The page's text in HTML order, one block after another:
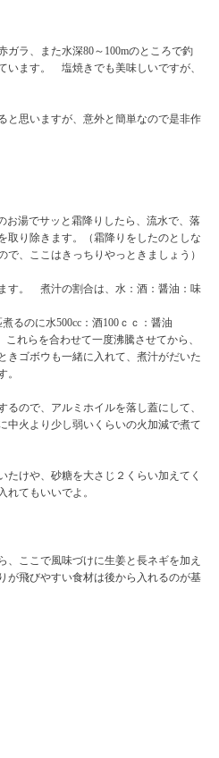
ガラ、また水深80～100mのところで釣
います。 塩焼きでも美味しいですが、
と思いますが、意外と簡単なので是非作
お湯でサッと霜降りしたら、流水で、落
取り除きます。（霜降りをしたのとしな
、ここはきっちりやっときましょう）
す。 煮汁の割合は、水：酒：醤油：味
るのに水500cc：酒100ｃｃ：醤油
れらを合わせて一度沸騰させてから、
ゴボウも一緒に入れて、煮汁がだいた
。
ので、アルミホイルを落し蓋にして、
中火より少し弱いくらいの火加減で煮て
たけや、砂糖を大さじ２くらい加えてく
れてもいいでよ。
ここで風味づけに生姜と長ネギを加え
が飛びやすい食材は後から入れるのが基